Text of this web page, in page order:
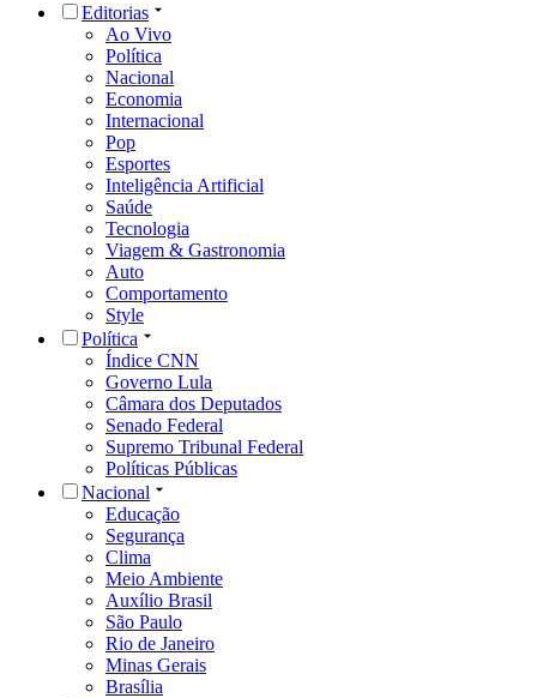
Editorias
Ao Vivo
Política
Nacional
Economia
Internacional
Pop
Esportes
Inteligência Artificial
Saúde
Tecnologia
Viagem & Gastronomia
Auto
Comportamento
Style
Política
Índice CNN
Governo Lula
Câmara dos Deputados
Senado Federal
Supremo Tribunal Federal
Políticas Públicas
Nacional
Educação
Segurança
Clima
Meio Ambiente
Auxílio Brasil
São Paulo
Rio de Janeiro
Minas Gerais
Brasília